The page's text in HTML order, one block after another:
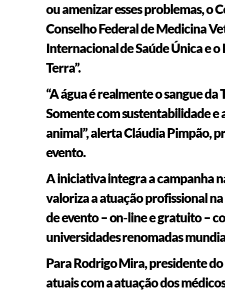
ou amenizar esses problemas, o
Conselho Federal de Medicina
Internacional de Saúde Única e o
Terra”.
“A água é realmente o sangue
Somente com sustentabilidade e
animal”, alerta Cláudia Pimpão,
evento.
A iniciativa integra a campanha
valoriza a atuação profissional na
de evento – on-line e gratuito –
universidades renomadas
Para Rodrigo Mira, presidente
atuais com a atuação dos